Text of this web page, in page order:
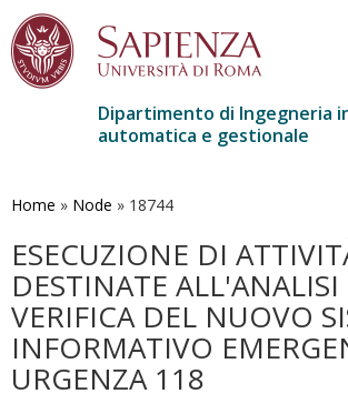
contenuto
Dipartimento di Ingegneria
automatica e gestionale
Home » Node » 18744
ESECUZIONE DI
DESTINATE ALL'ANALISI
VERIFICA DEL NUOVO
INFORMATIVO
URGENZA 118